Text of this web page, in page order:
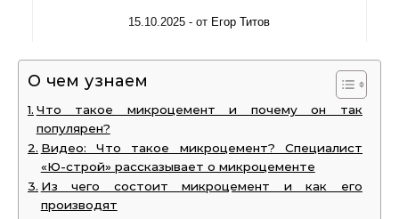
15.10.2025 - от Егор Титов
О чем узнаем
Что такое микроцемент и почему он так
популярен?
Видео: Что такое микроцемент? Специалист
«Ю-строй» рассказывает о микроцементе
Из чего состоит микроцемент и как его
производят